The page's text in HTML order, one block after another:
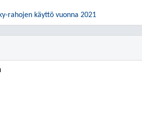
rahojen käyttö vuonna 2021